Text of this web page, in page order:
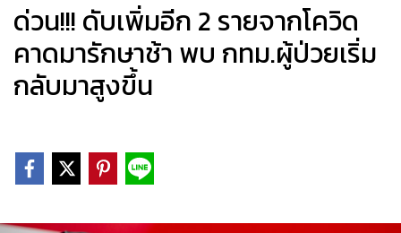
ด่วน!!! ดับเพิ่มอีก 2 รายจากโควิด
คาดมารักษาช้า พบ กทม.ผู้ป่วยเริ่ม
กลับมาสูงขึ้น